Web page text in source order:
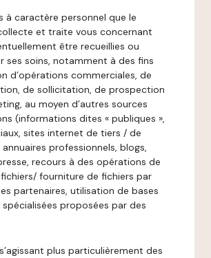
à caractère personnel que le
et traite vous concernant
être recueillies ou
ses soins, notamment à des fins
d’opérations commerciales, de
de sollicitation, de prospection
au moyen d’autres sources
(informations dites « publiques »,
sites internet de tiers / de
professionnels, blogs,
recours à des opérations de
fourniture de fichiers par
partenaires, utilisation de bases
proposées par des
plus particulièrement des